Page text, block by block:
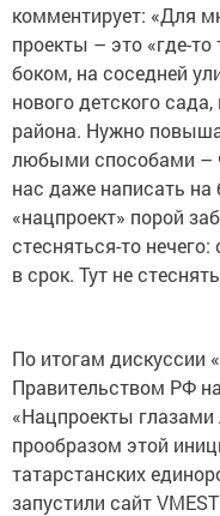
комментирует: «Для
проекты – это «где-
боком, на соседней
нового детского
района. Нужно
любыми способами –
нас даже написать на
«нацпроект» порой
стесняться-то
в срок. Тут не
По итогам дискуссии
Правительством РФ
«Нацпроекты
прообразом этой
татарстанских
запустили сайт